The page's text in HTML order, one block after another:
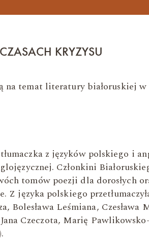
KRYZYSU
temat literatury białoruskiej w
z języków polskiego i
Członkini
tomów poezji dla dorosłych
języka polskiego
Bolesława Leśmiana, Czesława
Czeczota, Marię Pawlikowsko-